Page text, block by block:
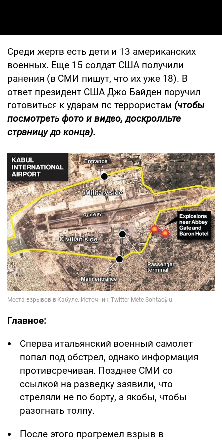
Среди жертв есть дети и 13 американских
военных. Еще 15 солдат США получили
ранения (в СМИ пишут, что их уже 18). В
ответ президент США Джо Байден поручил
готовиться к ударам по террористам (чтобы
посмотреть фото и видео, доскролльте
страницу до конца).
Главное:
Сперва итальянский военный самолет
попал под обстрел, однако информация
противоречивая. Позднее СМИ со
ссылкой на разведку заявили, что
стреляли не по борту, а якобы, чтобы
разогнать толпу.
После этого прогремел взрыв в